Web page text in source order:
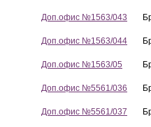
системы. Это означает,
работы с клиентами
операционные кассы.
Доп.офис №1563/043
Доп.офис №1563/044
Доп.офис №1563/05
Доп.офис №5561/036
Доп.офис №5561/037